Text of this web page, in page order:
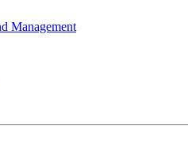
Management